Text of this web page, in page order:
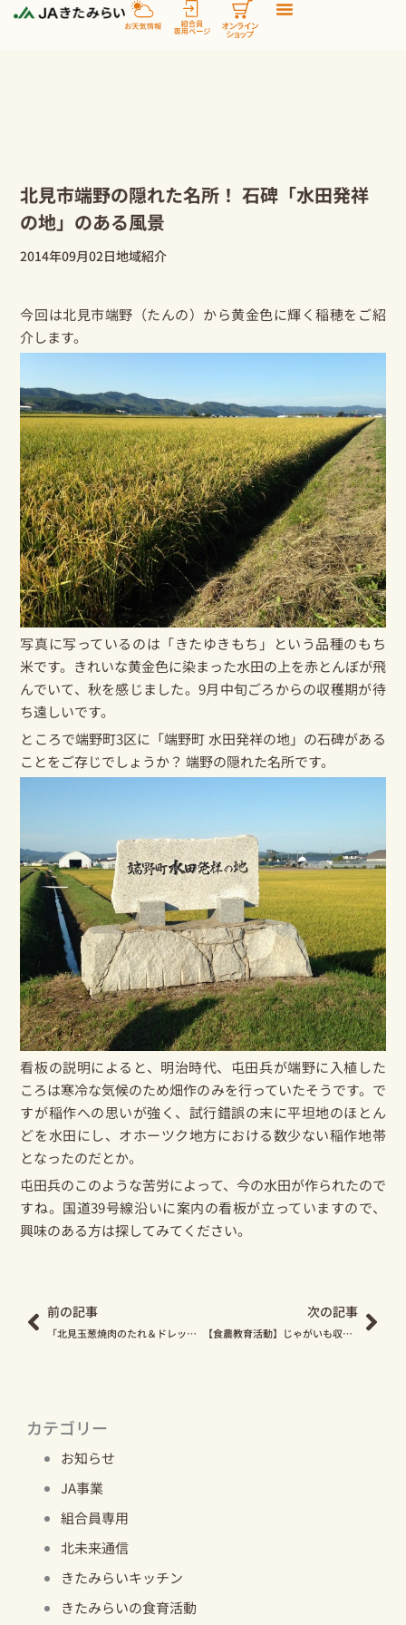
カテゴリー
お知らせ
JA事業
組合員専用
北未来通信
きたみらいキッチン
きたみらいの食育活動
北見市端野の隠れた名所！ 石碑「水田発祥
の地」のある風景
2014年09月02日地域紹介
今回は北見市端野（たんの）から黄金色に輝く稲穂をご紹
介します。
写真に写っているのは「きたゆきもち」という品種のもち
米です。きれいな黄金色に染まった水田の上を赤とんぼが飛
んでいて、秋を感じました。9月中旬ごろからの収穫期が待
ち遠しいです。
ところで端野町3区に「端野町 水田発祥の地」の石碑がある
ことをご存じでしょうか？ 端野の隠れた名所です。
看板の説明によると、明治時代、屯田兵が端野に入植した
ころは寒冷な気候のため畑作のみを行っていたそうです。で
すが稲作への思いが強く、試行錯誤の末に平坦地のほとん
どを水田にし、オホーツク地方における数少ない稲作地帯
となったのだとか。
屯田兵のこのような苦労によって、今の水田が作られたので
すね。国道39号線沿いに案内の看板が立っていますので、
興味のある方は探してみてください。
前の記事
「北見玉葱焼肉のたれ＆ドレッシングのセット」プレゼントの応募締め切り間近です！
次の記事
【食農教育活動】じゃがいも収穫体験